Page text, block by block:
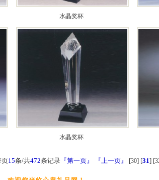
水晶奖杯
水晶奖杯
页15条/共472条记录 『第一页』 『上一页』 [30] [31] [